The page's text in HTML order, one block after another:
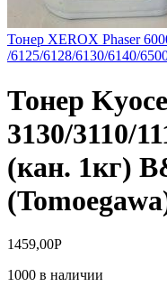
Тонер XEROX Phaser
/6125/6128/6130/6140/
Тонер
3130/3110/
(кан. 1кг)
1459,00Р
1000 в наличии